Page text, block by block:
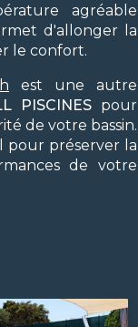
agréable
d'allonger la
le confort.
est une autre
PISCINES pour
de votre bassin.
pour préserver la
de votre